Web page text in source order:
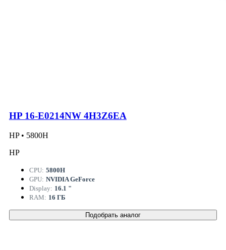
HP 16-E0214NW 4H3Z6EA
HP • 5800H
HP
CPU: 5800H
GPU: NVIDIA GeForce
Display: 16.1 "
RAM: 16 ГБ
Подобрать аналог